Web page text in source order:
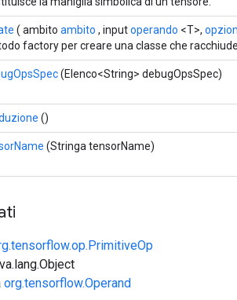
( ambito ambito , inputoperando <T>,
factory per creare una classe che
(Elenco<String> debugOpsSpec)
()
(Stringa tensorName)
org.tensorflow.Operand